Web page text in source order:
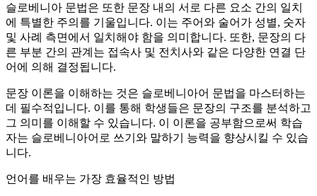
슬로베니아 문법은 또한 문장 내의 서로 다른 요소 간의 일치
에 특별한 주의를 기울입니다. 이는 주어와 술어가 성별, 숫자
및 사례 측면에서 일치해야 함을 의미합니다. 또한, 문장의 다
른 부분 간의 관계는 접속사 및 전치사와 같은 다양한 연결 단
어에 의해 결정됩니다.
문장 이론을 이해하는 것은 슬로베니아어 문법을 마스터하는
데 필수적입니다. 이를 통해 학생들은 문장의 구조를 분석하고
그 의미를 이해할 수 있습니다. 이 이론을 공부함으로써 학습
자는 슬로베니아어로 쓰기와 말하기 능력을 향상시킬 수 있습
니다.
언어를 배우는 가장 효율적인 방법